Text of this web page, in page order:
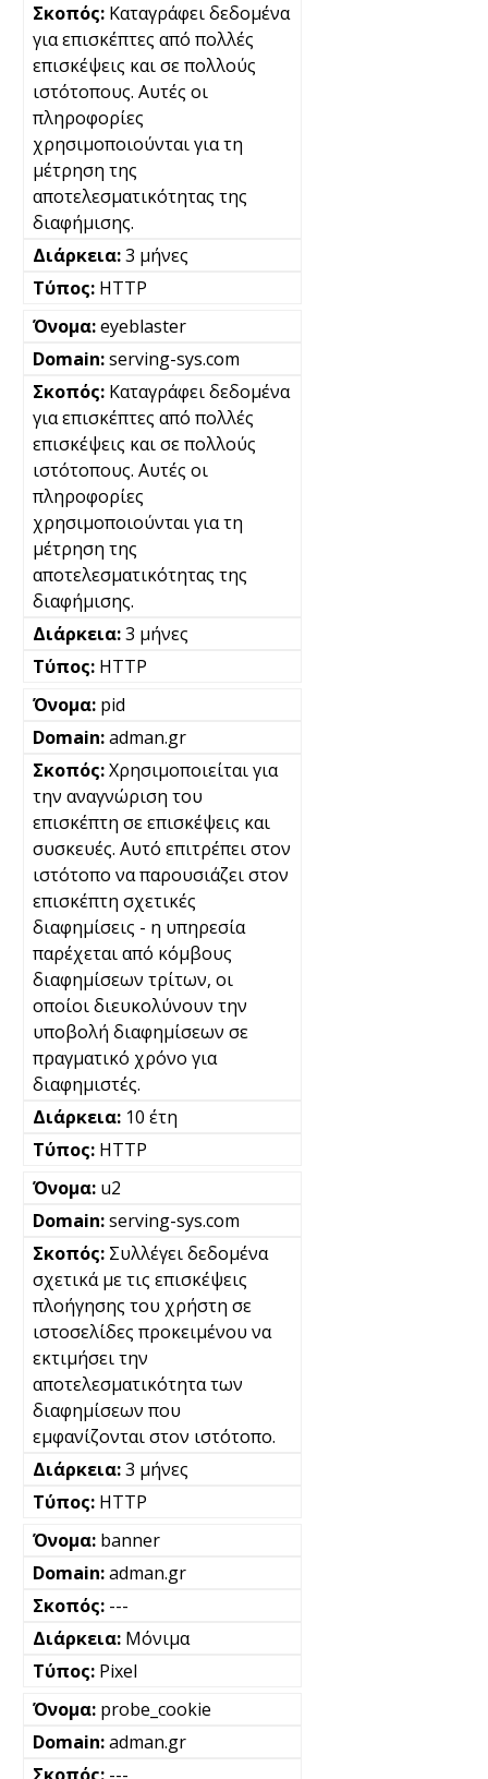
Καταγράφει δεδομένα
για επισκέπτες από πολλές
επισκέψεις και σε πολλούς
ιστότοπους. Αυτές οι
πληροφορίες
χρησιμοποιούνται για τη
μέτρηση της
αποτελεσματικότητας της
διαφήμισης.
3 μήνες
HTTP
eyeblaster
serving-sys.com
Καταγράφει δεδομένα
για επισκέπτες από πολλές
επισκέψεις και σε πολλούς
ιστότοπους. Αυτές οι
πληροφορίες
χρησιμοποιούνται για τη
μέτρηση της
αποτελεσματικότητας της
διαφήμισης.
3 μήνες
HTTP
pid
adman.gr
Χρησιμοποιείται για
την αναγνώριση του
επισκέπτη σε επισκέψεις και
συσκευές. Αυτό επιτρέπει στον
ιστότοπο να παρουσιάζει στον
επισκέπτη σχετικές
διαφημίσεις - η υπηρεσία
παρέχεται από κόμβους
διαφημίσεων τρίτων, οι
οποίοι διευκολύνουν την
υποβολή διαφημίσεων σε
πραγματικό χρόνο για
διαφημιστές.
10 έτη
HTTP
u2
serving-sys.com
Συλλέγει δεδομένα
σχετικά με τις επισκέψεις
πλοήγησης του χρήστη σε
ιστοσελίδες προκειμένου να
εκτιμήσει την
αποτελεσματικότητα των
διαφημίσεων που
εμφανίζονται στον ιστότοπο.
3 μήνες
HTTP
banner
adman.gr
---
Μόνιμα
Pixel
probe_cookie
adman.gr